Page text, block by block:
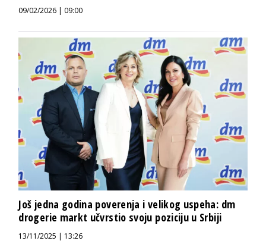
09/02/2026 | 09:00
Još jedna godina poverenja i velikog uspeha: dm
drogerie markt učvrstio svoju poziciju u Srbiji
13/11/2025 | 13:26